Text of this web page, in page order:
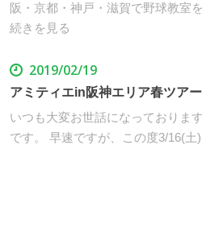
阪・京都・神戸・滋賀で野球教室
続きを見る
2019/02/19
アミティエin阪神エリア春ツア
いつも大変お世話になっておりま
です。 早速ですが、この度3/16(